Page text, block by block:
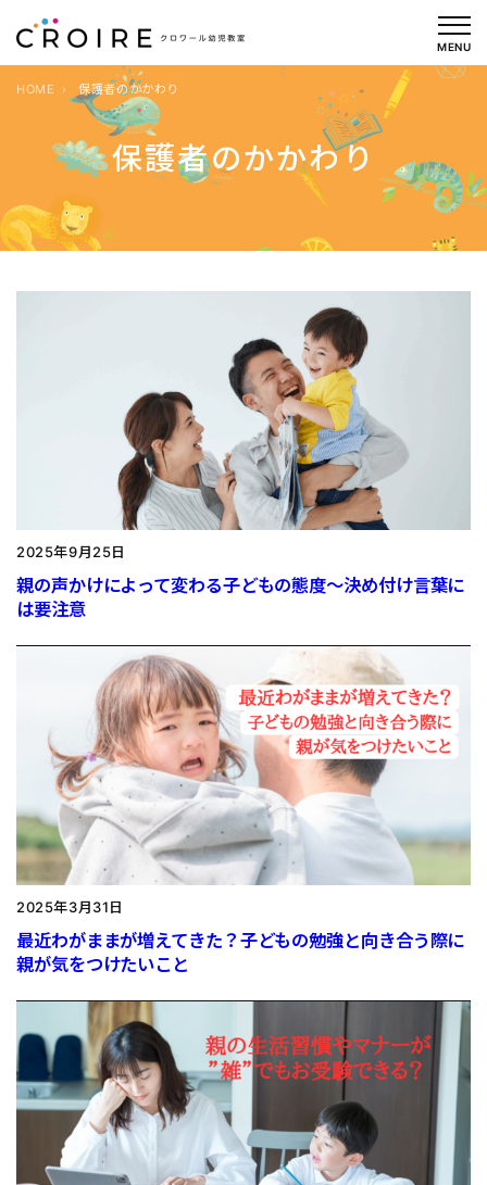
を
MENU
保護者のかかわり
HOME 保護者のかかわり
2025年9月25日
親の声かけによって変わる子どもの態度〜決め付け言葉に
は要注意
2025年3月31日
最近わがままが増えてきた？子どもの勉強と向き合う際に
親が気をつけたいこと